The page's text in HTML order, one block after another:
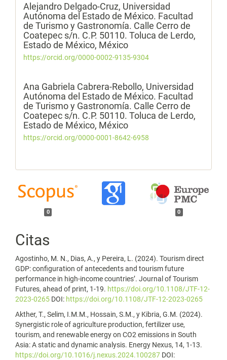
Alejandro Delgado-Cruz, Universidad
Autónoma del Estado de México. Facultad
de Turismo y Gastronomía. Calle Cerro de
Coatepec s/n. C.P. 50110. Toluca de Lerdo,
Estado de México, México
https://orcid.org/0000-0002-9135-9304
Ana Gabriela Cabrera-Rebollo, Universidad
Autónoma del Estado de México. Facultad
de Turismo y Gastronomía. Calle Cerro de
Coatepec s/n. C.P. 50110. Toluca de Lerdo,
Estado de México, México
https://orcid.org/0000-0001-8642-6958
0 0
Citas
Agostinho, M. N., Dias, A., y Pereira, L. (2024). Tourism direct
GDP: configuration of antecedents and tourism future
performance in high-income countries’. Journal of Tourism
Futures, ahead of print, 1-19. https://doi.org/10.1108/JTF-12-
2023-0265 DOI: https://doi.org/10.1108/JTF-12-2023-0265
Akther, T., Selim, I.M.M., Hossain, S.M., y Kibria, G.M. (2024).
Synergistic role of agriculture production, fertilizer use,
tourism, and renewable energy on CO2 emissions in South
Asia: A static and dynamic analysis. Energy Nexus, 14, 1-13.
https://doi.org/10.1016/j.nexus.2024.100287 DOI: